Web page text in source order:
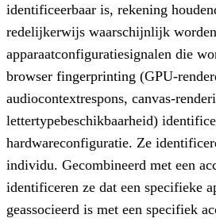
identificeerbaar is, rekening
redelijkerwijs waarschijnlijk
apparaatconfiguratiesignalen die
browser fingerprinting (GPU-
audiocontextrespons, canvas-
lettertypebeschikbaarheid)
hardwareconfiguratie. Ze
individu. Gecombineerd met een
identificeren ze dat een specifieke
geassocieerd is met een specifiek